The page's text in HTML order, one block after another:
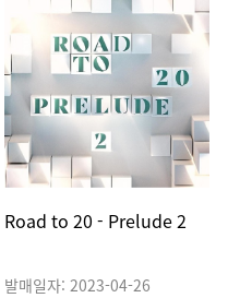
Road to 20 - Prelude 2
발매일자: 2023-04-26